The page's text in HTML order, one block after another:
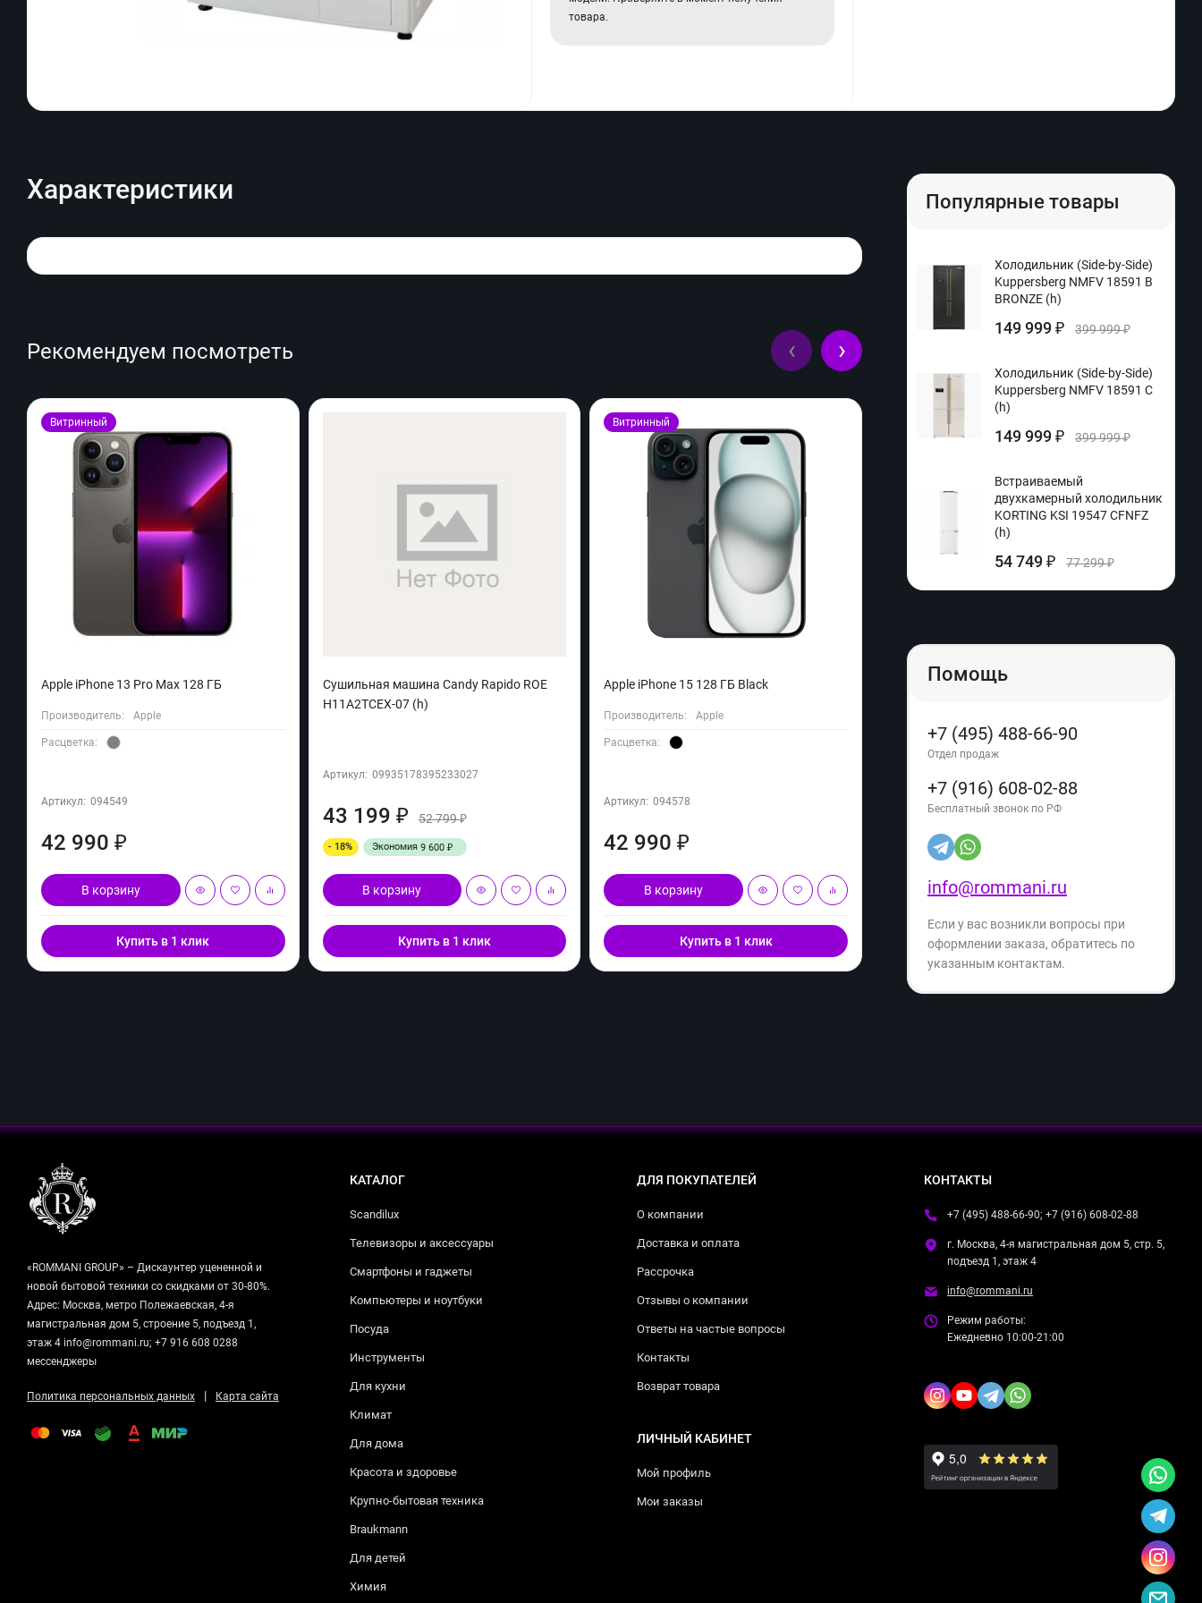
товара.
Характеристики
Рекомендуем посмотреть
Витринный
Apple iPhone 13 Pro Max 128 ГБ
Производитель: Apple
Расцветка:
Артикул: 094549
42 990 ₽
В корзину
Купить в 1 клик
Сушильная машина Candy Rapido ROE
H11A2TCEX-07 (h)
Артикул: 09935178395233027
43 199 ₽ 52 799₽
- 18% Экономия 9 600 ₽
В корзину
Купить в 1 клик
Витринный
Apple iPhone 15 128 ГБ Black
Производитель: Apple
Расцветка:
Артикул: 094578
42 990₽
В корзину
Купить в 1 клик
Кухонная машина Moulinex QA519D32 (q)
Расцветка:
43 199₽
Экономия
В корзину
Купить в 1 клик
‹ ›
Популярные товары
Холодильник (Side-by-Side)
Kuppersberg NMFV 18591 B
BRONZE (h)
149 999₽ 399 999₽
Холодильник (Side-by-Side)
Kuppersberg NMFV 18591 C
(h)
149 999₽ 399 999₽
Встраиваемый
двухкамерный холодильник
KORTING KSI 19547 CFNFZ
(h)
54 749₽ 77 299₽
Помощь
+7 (495) 488-66-90
Отдел продаж
+7 (916) 608-02-88
Бесплатный звонок по РФ
info@rommani.ru
Если у вас возникли вопросы при
оформлении заказа, обратитесь по
указанным контактам.
«ROMMANI GROUP» – Дискаунтер уцененной и
новой бытовой техники со скидками от 30-80%.
Адрес: Москва, метро Полежаевская, 4-я
магистральная дом 5, строение 5, подъезд 1,
этаж 4 info@rommani.ru; +7 916 608 0288
мессенджеры
Политика персональных данных | Карта сайта
КАТАЛОГ
Scandilux
Телевизоры и аксессуары
Смартфоны и гаджеты
Компьютеры и ноутбуки
Посуда
Инструменты
Для кухни
Климат
Для дома
Красота и здоровье
Крупно-бытовая техника
Braukmann
Для детей
Химия
ДЛЯ ПОКУПАТЕЛЕЙ
О компании
Доставка и оплата
Рассрочка
Отзывы о компании
Ответы на частые вопросы
Контакты
Возврат товара
ЛИЧНЫЙ КАБИНЕТ
Мой профиль
Мои заказы
КОНТАКТЫ
+7 (495) 488-66-90; +7 (916) 608-02-88
г. Москва, 4-я магистральная дом 5, стр. 5,
подъезд 1, этаж 4
info@rommani.ru
Режим работы:
Ежедневно 10:00-21:00